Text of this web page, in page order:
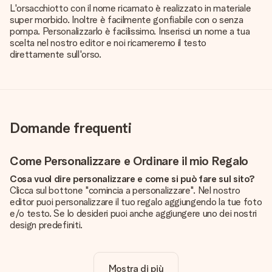
L'orsacchiotto con il nome ricamato è realizzato in materiale
super morbido. Inoltre è facilmente gonfiabile con o senza
pompa. Personalizzarlo è facilissimo. Inserisci un nome a tua
scelta nel nostro editor e noi ricameremo il testo
direttamente sull'orso.
Domande frequenti
Come Personalizzare e Ordinare il mio Regalo
Cosa vuol dire personalizzare e come si può fare sul sito?
Clicca sul bottone "comincia a personalizzare". Nel nostro
editor puoi personalizzare il tuo regalo aggiungendo la tue foto
e/o testo. Se lo desideri puoi anche aggiungere uno dei nostri
design predefiniti.
Certo! Il prezzo mostrato include sempre la personalizzazione
Mostra di più